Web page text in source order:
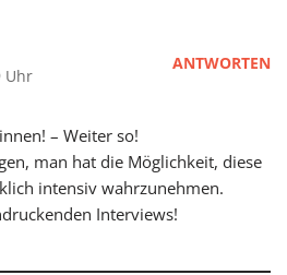
Uhr
ANTWORTEN
– Weiter so!
man hat die Möglichkeit, diese
intensiv wahrzunehmen.
Interviews!